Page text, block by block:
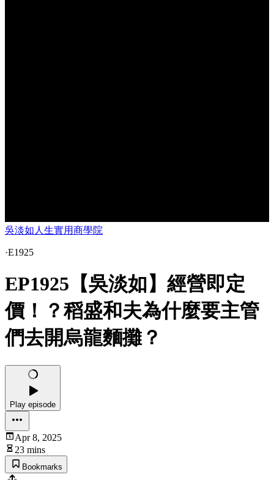
吳淡如人生實用商學院
·E1925
EP1925【吳淡如】經營即定
價！？稻盛和夫為什麼要主管
們去開烏龍麵攤？
Play episode
Apr 8, 2025
23 mins
Bookmarks